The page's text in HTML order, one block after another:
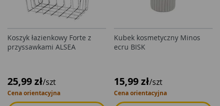
Koszyk łazienkowy Forte z
przyssawkami ALSEA
25,99 zł/szt
Cena orientacyjna
Kubek kosmetyczny Minos
ecru BISK
15,99 zł/szt
Cena orientacyjna